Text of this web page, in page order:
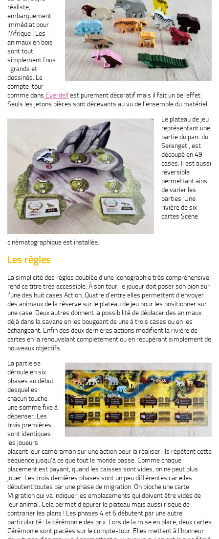
réaliste,
embarquement
immédiat pour
l’Afrique ! Les
animaux en bois
sont tout
simplement fous
: grands et
dessinés. Le
compte-tour
comme dans Everdell est purement décoratif mais il fait un bel effet.
Seuls les jetons pièces sont décevants au vu de l’ensemble du matériel.
Le plateau de jeu
représentant une
partie du parc du
Serengeti, est
découpé en 49
cases. Il est aussi
réversible
permettant ainsi
de varier les
parties. Une
rivière de six
cartes Scène
cinématographique est installée.
Les règles
La simplicité des règles doublée d’une iconographie très compréhensive
rend ce titre très accessible. À son tour, le joueur doit poser son pion sur
l’une des huit cases Action. Quatre d’entre elles permettent d’envoyer
des animaux de la réserve sur le plateau de jeu pour les positionner sur
une case. Deux autres donnent la possibilité de déplacer des animaux
déjà dans la savane en les bougeant de une à trois cases ou en les
échangeant. Enfin des deux dernières actions modifient la rivière de
cartes en la renouvelant complètement ou en récupérant simplement de
nouveaux objectifs.
La partie se
déroule en six
phases au début
desquelles
chacun touche
une somme fixe à
dépenser. Les
trois premières
sont identiques :
les joueurs
placent leur caméraman sur une action pour la réaliser. Ils répètent cette
séquence jusqu’à ce que tout le monde passe. Comme chaque
placement est payant, quand les caisses sont vides, on ne peut plus
jouer. Les trois dernières phases sont un peu différentes car elles
débutent toutes par une phase de migration. On pioche une carte
Migration qui va indiquer les emplacements qui doivent être vidés de
leur animal. Cela permet d’épurer le plateau mais aussi risque de
contrarier les plans ! Les phases 4 et 6 débutent par une autre
particularité : la cérémonie des prix. Lors de la mise en place, deux cartes
Cérémonie sont placées sur le compte-tour. Elles mettent à l’honneur